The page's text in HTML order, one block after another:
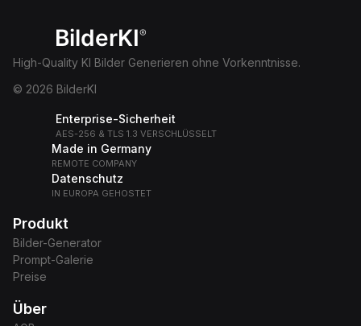
BilderKI®
High-Quality KI Bilder Generieren ohne Vorkenntnisse.
© 2026 BilderKI
Enterprise-Sicherheit
AES-256 & TLS 1.3 VERSCHLÜSSELT
Made in Germany
REMOTE COMPANY
Datenschutz
IN EUROPA GEHOSTET
Produkt
Bilder-Generator
Prompt-Galerie
Preise
Über